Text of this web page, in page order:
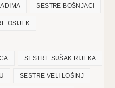
SESTRE BOŠNJACI
OSIJEK
SESTRE SUŠAK RIJEKA
SESTRE VELI LOŠINJ